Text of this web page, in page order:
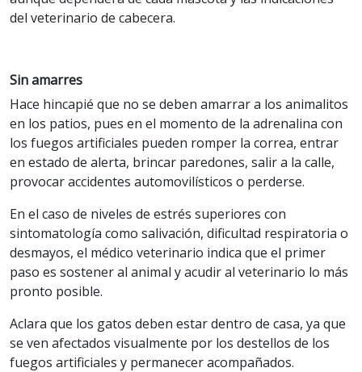
del veterinario de cabecera.
Sin amarres
Hace hincapié que no se deben amarrar a los animalitos
en los patios, pues en el momento de la adrenalina con
los fuegos artificiales pueden romper la correa, entrar
en estado de alerta, brincar paredones, salir a la calle,
provocar accidentes automovilísticos o perderse.
En el caso de niveles de estrés superiores con
sintomatología como salivación, dificultad respiratoria o
desmayos, el médico veterinario indica que el primer
paso es sostener al animal y acudir al veterinario lo más
pronto posible.
Aclara que los gatos deben estar dentro de casa, ya que
se ven afectados visualmente por los destellos de los
fuegos artificiales y permanecer acompañados.